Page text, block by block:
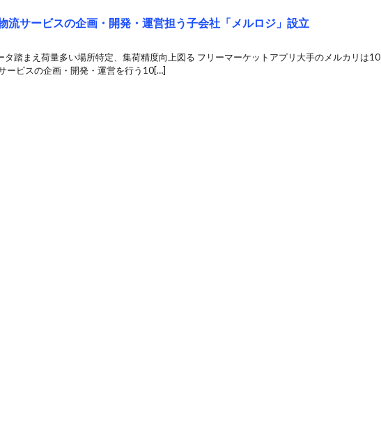
流サービスの企画・開発・運営担う子会社「メルロジ」設立
タ踏まえ荷量多い場所特定、集荷精度向上図る フリーマーケットアプリ大手のメルカリは10
ービスの企画・開発・運営を行う10[…]